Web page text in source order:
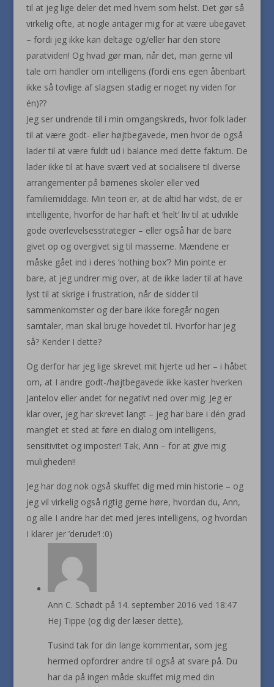
til at jeg lige deler det med hvem som helst. Det gør så
virkelig ofte, at nogle antager mig for at være ubegavet
– fordi jeg ikke kan deltage og/eller har den store
paratviden! Og hvad gør man, når det, man gerne vil
tale om handler om intelligens (fordi ens egen åbenbart
ikke så tovlige af slagsen stadig er noget ny viden for
én)??
Jeg ser undrende til i min omgangskreds, hvor folk lader
til at være godt- eller højtbegavede, men hvor de også
lader til at være fuldt ud i balance med dette faktum. De
lader ikke til at have svært ved at socialisere til diverse
arrangementer på børnenes skoler eller ved
familiemiddage. Min teori er, at de altid har vidst, de er
intelligente, hvorfor de har haft et ’helt’ liv til at udvikle
gode overlevelsesstrategier – eller også har de bare
givet op og overgivet sig til masserne. Mændene er
måske gået ind i deres ’nothing box’? Min pointe er
bare, at jeg undrer mig over, at de ikke lader til at have
lyst til at skrige i frustration, når de sidder til
sammenkomster og der bare ikke foregår nogen
samtaler, man skal bruge hovedet til. Hvorfor har jeg
så? Kender I dette?
Og derfor har jeg lige skrevet mit hjerte ud her – i håbet
om, at I andre godt-/højtbegavede ikke kaster hverken
Jantelov eller andet for negativt ned over mig. Jeg er
klar over, jeg har skrevet langt – jeg har bare i dén grad
manglet et sted at føre en dialog om intelligens,
sensitivitet og imposter! Tak, Ann – for at give mig
muligheden!!
Jeg har dog nok også skuffet dig med min historie – og
jeg vil virkelig også rigtig gerne høre, hvordan du, Ann,
og alle I andre har det med jeres intelligens, og hvordan
I klarer jer ’derude’! :0)
Ann C. Schødt på 14. september 2016 ved 18:47
Hej Tippe (og dig der læser dette),
Tusind tak for din lange kommentar, som jeg
hermed opfordrer andre til også at svare på. Du
har da på ingen måde skuffet mig med din